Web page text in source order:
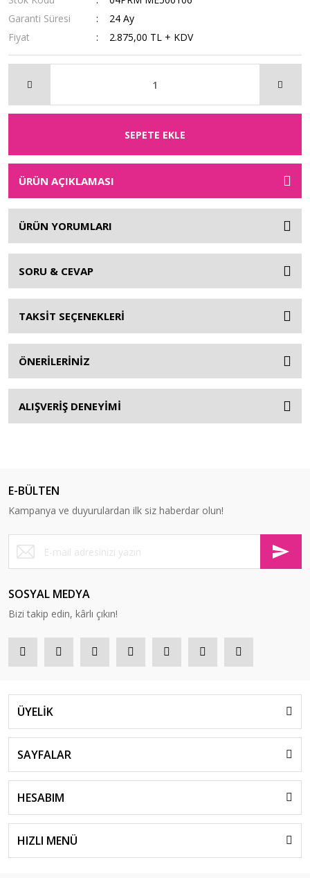
Garanti Süresi
24 Ay
Fiyat
2.875,00 TL + KDV
SEPETE EKLE
ÜRÜN AÇIKLAMASI
ÜRÜN YORUMLARI
SORU & CEVAP
TAKSİT SEÇENEKLERİ
ÖNERİLERİNİZ
ALIŞVERİŞ DENEYİMİ
E-BÜLTEN
Kampanya ve duyurulardan ilk siz haberdar olun!
SOSYAL MEDYA
Bizi takip edin, kârlı çıkın!
ÜYELİK
SAYFALAR
HESABIM
HIZLI MENÜ